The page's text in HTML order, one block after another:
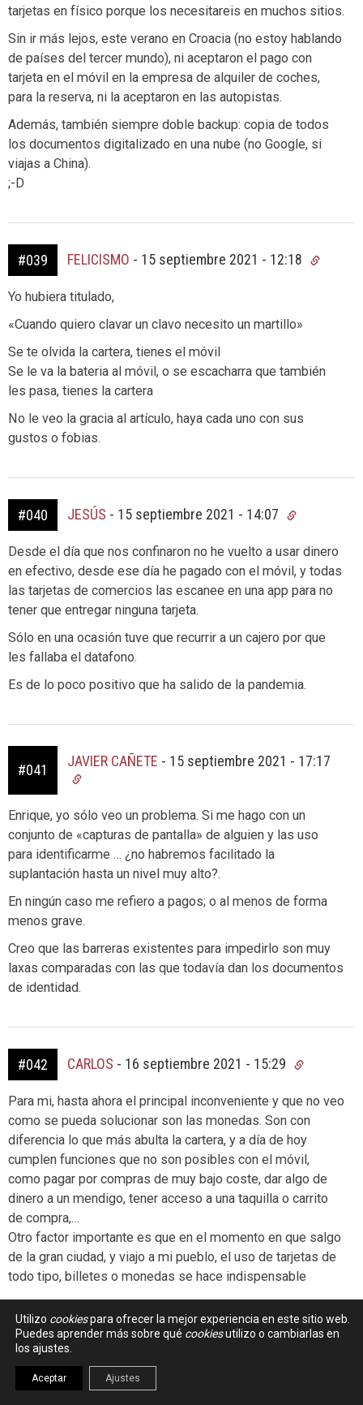
tarjetas en físico porque los necesitareis en muchos sitios.
Sin ir más lejos, este verano en Croacia (no estoy hablando
de países del tercer mundo), ni aceptaron el pago con
tarjeta en el móvil en la empresa de alquiler de coches,
para la reserva, ni la aceptaron en las autopistas.
Además, también siempre doble backup: copia de todos
los documentos digitalizado en una nube (no Google, si
viajas a China).
;-D
#039 FELICISMO - 15 septiembre 2021 - 12:18
Yo hubiera titulado,
«Cuando quiero clavar un clavo necesito un martillo»
Se te olvida la cartera, tienes el móvil
Se le va la bateria al móvil, o se escacharra que también
les pasa, tienes la cartera
No le veo la gracia al artículo, haya cada uno con sus
gustos o fobias.
#040 JESÚS - 15 septiembre 2021 - 14:07
Desde el día que nos confinaron no he vuelto a usar dinero
en efectivo, desde ese día he pagado con el móvil, y todas
las tarjetas de comercios las escanee en una app para no
tener que entregar ninguna tarjeta.
Sólo en una ocasión tuve que recurrir a un cajero por que
les fallaba el datafono.
Es de lo poco positivo que ha salido de la pandemia.
#041
JAVIER CAÑETE - 15 septiembre 2021 - 17:17
Enrique, yo sólo veo un problema. Si me hago con un
conjunto de «capturas de pantalla» de alguien y las uso
para identificarme … ¿no habremos facilitado la
suplantación hasta un nivel muy alto?.
En ningún caso me refiero a pagos; o al menos de forma
menos grave.
Creo que las barreras existentes para impedirlo son muy
laxas comparadas con las que todavía dan los documentos
de identidad.
#042 CARLOS - 16 septiembre 2021 - 15:29
Para mi, hasta ahora el principal inconveniente y que no veo
como se pueda solucionar son las monedas. Son con
diferencia lo que más abulta la cartera, y a día de hoy
cumplen funciones que no son posibles con el móvil,
como pagar por compras de muy bajo coste, dar algo de
dinero a un mendigo, tener acceso a una taquilla o carrito
de compra,…
Otro factor importante es que en el momento en que salgo
de la gran ciudad, y viajo a mi pueblo, el uso de tarjetas de
todo tipo, billetes o monedas se hace indispensable
#043 MARC
Solo un pero, hecho en falta la privacidad del cash.
Utilizo cookiespara ofrecer la mejor experiencia en este sitio web.
Puedes aprender más sobre qué cookiesutilizo o cambiarlas en
los ajustes.
Aceptar Ajustes